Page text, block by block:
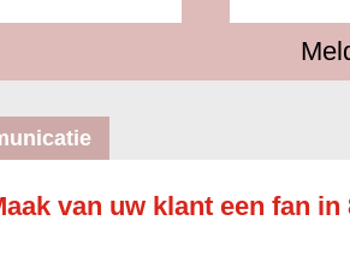
van uw klant een fan in